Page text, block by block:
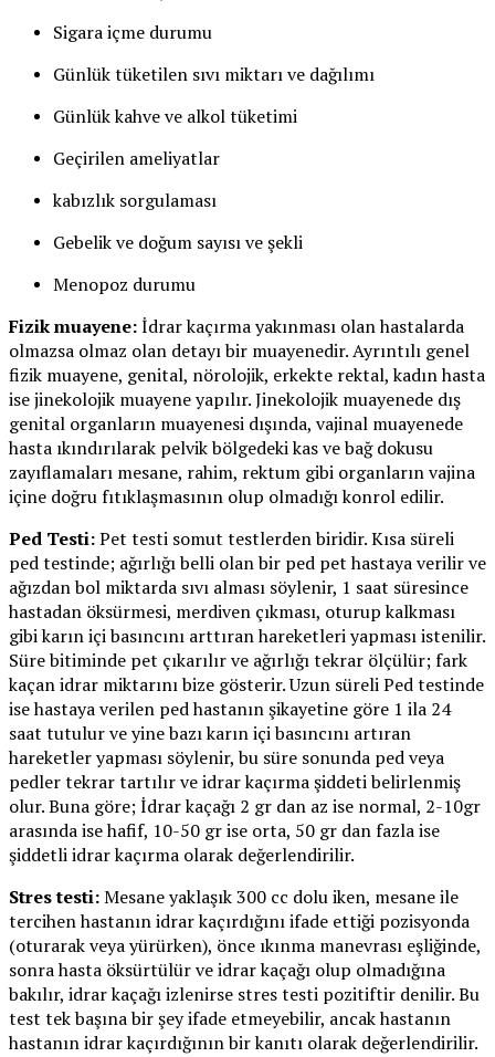
Sigara içme durumu
Günlük tüketilen sıvı miktarı ve dağılımı
Günlük kahve ve alkol tüketimi
Geçirilen ameliyatlar
kabızlık sorgulaması
Gebelik ve doğum sayısı ve şekli
Menopoz durumu
Fizik muayene:İdrar kaçırma yakınması olan hastalarda
olmazsa olmaz olan detayı bir muayenedir. Ayrıntılı genel
fizik muayene, genital, nörolojik, erkekte rektal, kadın hasta
ise jinekolojik muayene yapılır. Jinekolojik muayenede dış
genital organların muayenesi dışında, vajinal muayenede
hasta ıkındırılarak pelvik bölgedeki kas ve bağ dokusu
zayıflamaları mesane, rahim, rektum gibi organların vajina
içine doğru fıtıklaşmasının olup olmadığı konrol edilir.
Ped Testi:Pet testi somut testlerden biridir. Kısa süreli
ped testinde; ağırlığı belli olan bir ped pet hastaya verilir ve
ağızdan bol miktarda sıvı alması söylenir, 1 saat süresince
hastadan öksürmesi, merdiven çıkması, oturup kalkması
gibi karın içi basıncını arttıran hareketleri yapması istenilir.
Süre bitiminde pet çıkarılır ve ağırlığı tekrar ölçülür; fark
kaçan idrar miktarını bize gösterir. Uzun süreli Ped testinde
ise hastaya verilen ped hastanın şikayetine göre 1 ila 24
saat tutulur ve yine bazı karın içi basıncını artıran
hareketler yapması söylenir, bu süre sonunda ped veya
pedler tekrar tartılır ve idrar kaçırma şiddeti belirlenmiş
olur. Buna göre; İdrar kaçağı 2 gr dan az ise normal, 2-10gr
arasında ise hafif, 10-50 gr ise orta, 50 gr dan fazla ise
şiddetli idrar kaçırma olarak değerlendirilir.
Stres testi:Mesane yaklaşık 300 cc dolu iken, mesane ile
tercihen hastanın idrar kaçırdığını ifade ettiği pozisyonda
(oturarak veya yürürken), önce ıkınma manevrası eşliğinde,
sonra hasta öksürtülür ve idrar kaçağı olup olmadığına
bakılır, idrar kaçağı izlenirse stres testi pozitiftir denilir. Bu
test tek başına bir şey ifade etmeyebilir, ancak hastanın
hastanın idrar kaçırdığının bir kanıtı olarak değerlendirilir.